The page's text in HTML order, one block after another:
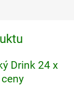
Drink 24 x